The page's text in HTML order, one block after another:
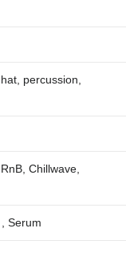
hat percussion
RnB Chillwave
Serum